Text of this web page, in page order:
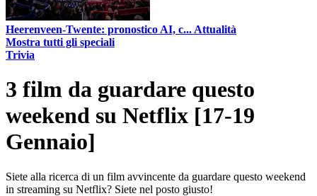
Heerenveen-Twente: pronostico AI, c... Attualità
Mostra tutti gli speciali
Trivia
3 film da guardare questo
weekend su Netflix [17-19
Gennaio]
Siete alla ricerca di un film avvincente da guardare questo weekend
in streaming su Netflix? Siete nel posto giusto!